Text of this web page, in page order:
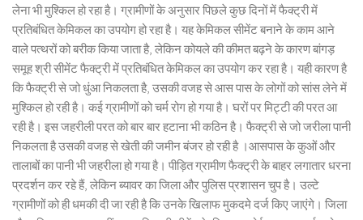
लेना भी मुश्किल हो रहा है। ग्रामीणों के अनुसार पिछले कुछ दिनों में फैक्ट्री में
प्रतिबंधित केमिकल का उपयोग हो रहा है। यह केमिकल सीमेंट बनाने के काम आने
वाले पत्थरों को बरीक किया जाता है, लेकिन कोयले की कीमत बढ़ने के कारण बांगड़
समूह श्री सीमेंट फैक्ट्री में प्रतिबंधित केमिकल का उपयोग कर रहा है। यही कारण है
कि फैक्ट्री से जो धुंआ निकलता है, उसकी वजह से आस पास के लोगों को सांस लेने में
मुश्किल हो रही है। कई ग्रामीणों को चर्म रोग हो गया है। घरों पर मिट्टी की परत आ
रही है। इस जहरीली परत को बार बार हटाना भी कठिन है। फैक्ट्री से जो जरीला पानी
निकलता है उसकी वजह से खेती की जमीन बंजर हो रही है ।आसपास के कुओं और
तालाबों का पानी भी जहरीला हो गया है। पीड़ित ग्रामीण फैक्ट्री के बाहर लगातार धरना
प्रदर्शन कर रहे हैं, लेकिन ब्यावर का जिला और पुलिस प्रशासन चुप है। उल्टे
ग्रामीणों को ही धमकी दी जा रही है कि उनके खिलाफ मुकदमे दर्ज किए जाएंगे। जिला